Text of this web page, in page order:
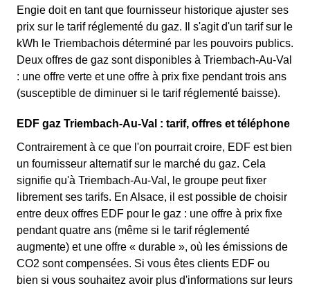
Engie doit en tant que fournisseur historique ajuster ses
prix sur le tarif réglementé du gaz. Il s'agit d'un tarif sur le
kWh le Triembachois déterminé par les pouvoirs publics.
Deux offres de gaz sont disponibles à Triembach-Au-Val
: une offre verte et une offre à prix fixe pendant trois ans
(susceptible de diminuer si le tarif réglementé baisse).
EDF gaz Triembach-Au-Val : tarif, offres et téléphone
Contrairement à ce que l'on pourrait croire, EDF est bien
un fournisseur alternatif sur le marché du gaz. Cela
signifie qu'à Triembach-Au-Val, le groupe peut fixer
librement ses tarifs. En Alsace, il est possible de choisir
entre deux offres EDF pour le gaz : une offre à prix fixe
pendant quatre ans (même si le tarif réglementé
augmente) et une offre « durable », où les émissions de
CO2 sont compensées. Si vous êtes clients EDF ou
bien si vous souhaitez avoir plus d'informations sur leurs